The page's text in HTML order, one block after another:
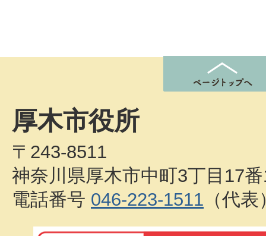
厚木市役所
〒243-8511
神奈川県厚木市中町3丁目17
電話番号 046-223-1511 （代表